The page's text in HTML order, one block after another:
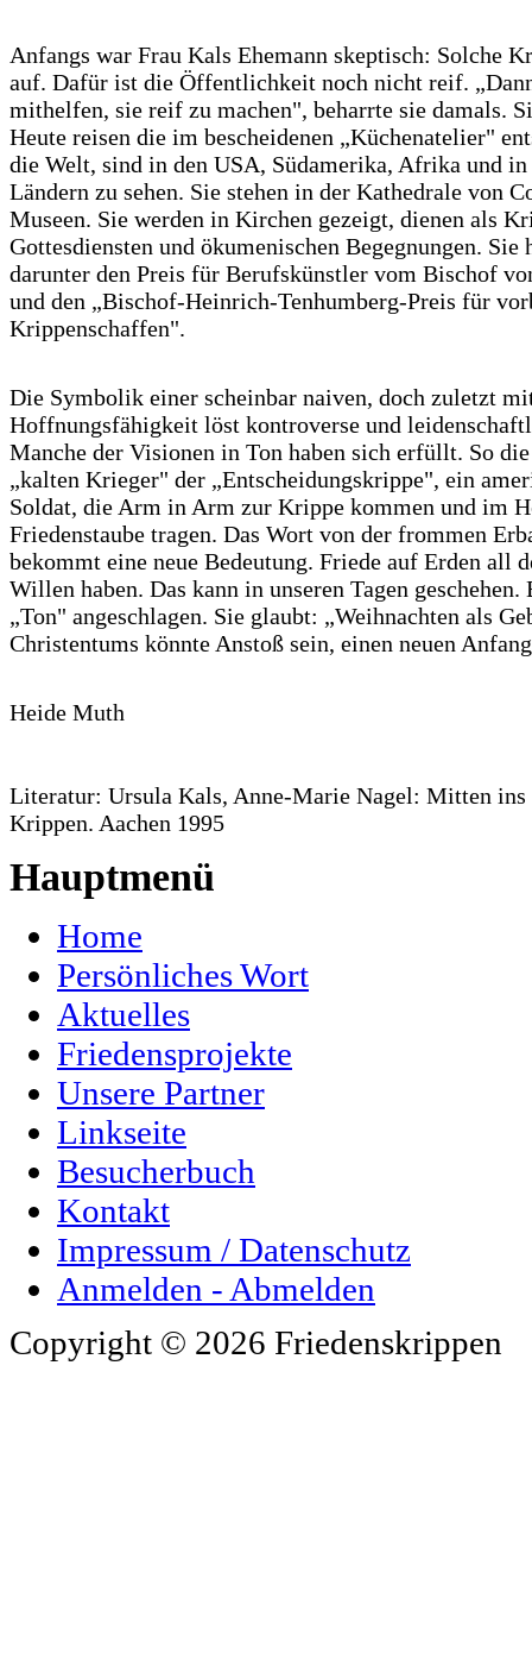
Anfangs war Frau Kals Ehemann skeptisch: Solche
auf. Dafür ist die Öffentlichkeit noch nicht reif.
mithelfen, sie reif zu machen", beharrte sie damals.
Heute reisen die im bescheidenen „Küchenatelier"
die Welt, sind in den USA, Südamerika, Afrika und
Ländern zu sehen. Sie stehen in der Kathedrale von
Museen. Sie werden in Kirchen gezeigt, dienen als
Gottesdiensten und ökumenischen Begegnungen. Sie
darunter den Preis für Berufskünstler vom Bischof
und den „Bischof-Heinrich-Tenhumberg-Preis für
Krippenschaffen".
Die Symbolik einer scheinbar naiven, doch zuletzt
Hoffnungsfähigkeit löst kontroverse und
Manche der Visionen in Ton haben sich erfüllt. So
„kalten Krieger" der „Entscheidungskrippe", ein
Soldat, die Arm in Arm zur Krippe kommen und im
Friedenstaube tragen. Das Wort von der frommen
bekommt eine neue Bedeutung. Friede auf Erden all
Willen haben. Das kann in unseren Tagen
„Ton" angeschlagen. Sie glaubt: „Weihnachten als
Christentums könnte Anstoß sein, einen neuen
Heide Muth
Literatur: Ursula Kals, Anne-Marie Nagel: Mitten ins
Krippen. Aachen 1995
Hauptmenü
Home
Persönliches Wort
Aktuelles
Friedensprojekte
Unsere Partner
Linkseite
Besucherbuch
Kontakt
Impressum / Datenschutz
Anmelden - Abmelden
Copyright © 2026 Friedenskrippen